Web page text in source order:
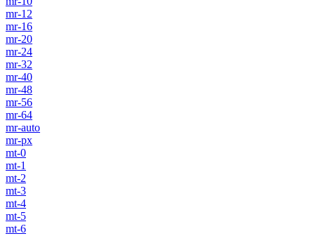
mr-12
mr-16
mr-20
mr-24
mr-32
mr-40
mr-48
mr-56
mr-64
mr-auto
mr-px
mt-0
mt-1
mt-2
mt-3
mt-4
mt-5
mt-6